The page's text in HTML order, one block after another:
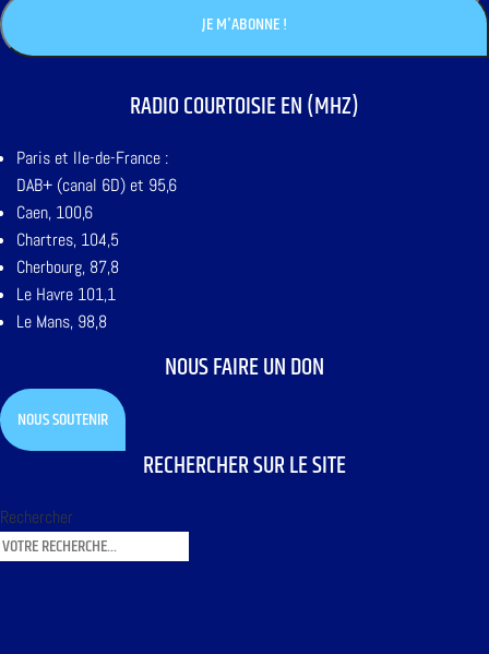
RADIO COURTOISIE EN (MHZ)
Paris et Ile-de-France :
DAB+ (canal 6D) et 95,6
Caen, 100,6
Chartres, 104,5
Cherbourg, 87,8
Le Havre 101,1
Le Mans, 98,8
NOUS FAIRE UN DON
NOUS SOUTENIR
RECHERCHER SUR LE SITE
Rechercher